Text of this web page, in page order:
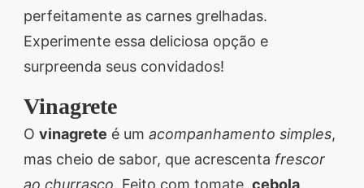
perfeitamente as carnes grelhadas.
Experimente essa deliciosa opção e
surpreenda seus convidados!
Vinagrete
O vinagrete é um acompanhamento simples,
mas cheio de sabor, que acrescenta frescor
ao churrasco. Feito com tomate, cebola,